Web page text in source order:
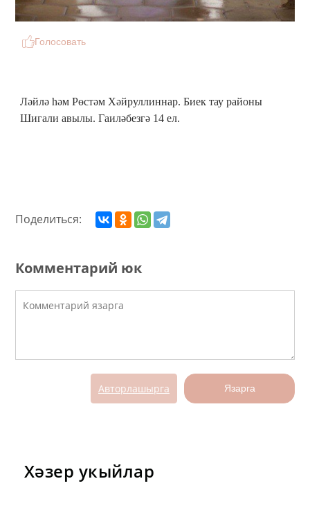
Голосовать
Ләйлә һәм Рөстәм Хәйруллиннар. Биек тау районы
Шигали авылы. Гаиләбезгә 14 ел.
Поделиться:
Комментарий юк
Авторлашырга Язарга
Хәзер укыйлар